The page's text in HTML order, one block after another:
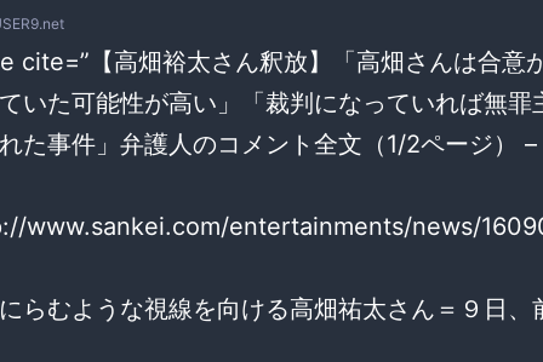
cite=”【高畑裕太さん釈放】「高畑さんは合意
いた可能性が高い」「裁判になっていれば無罪
た事件」弁護人のコメント全文（1/2ページ）
www.sankei.com/entertainments/news/
らむような視線を向ける高畑祐太さん＝９日、